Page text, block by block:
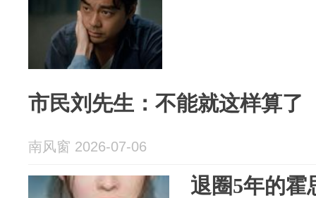
市民刘先生：不能就这样算了
南风窗 2026-07-06
退圈5年的霍